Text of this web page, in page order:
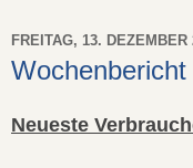
FREITAG, 13. DEZEMBER
Neueste